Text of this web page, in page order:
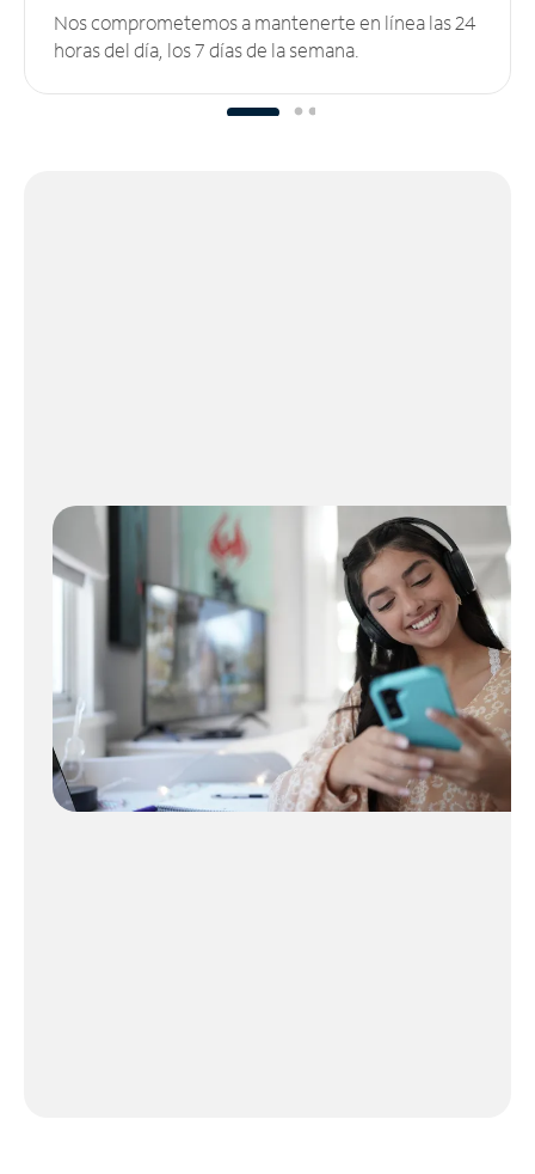
Nos comprometemos a mantenerte en línea las 24
horas del día, los 7 días de la semana.